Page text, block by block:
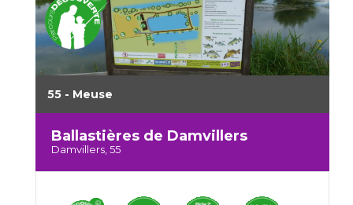
55 - Meuse
Ballastières de Damvillers
Damvillers, 55